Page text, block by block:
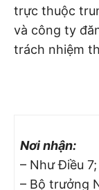
trực thuộc
và công ty
trách nhiệm
Nơi nhận:
– Như Điều 7;
– Bộ trưởng